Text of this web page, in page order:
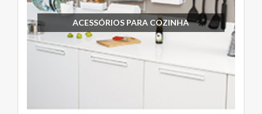
ACESSÓRIOS PARA COZINHA